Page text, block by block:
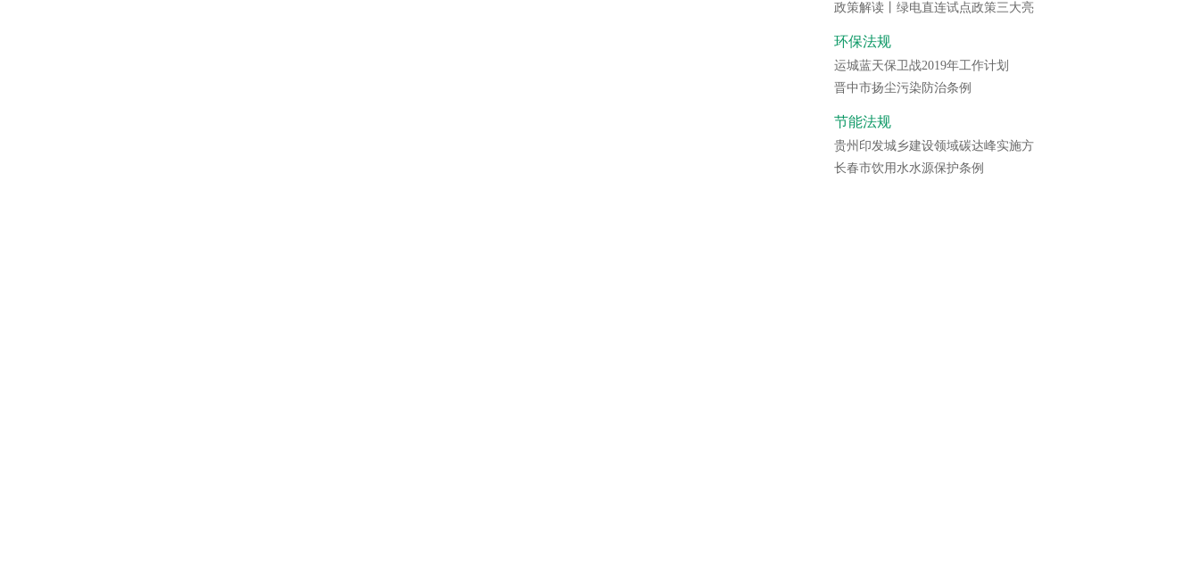
政策解读丨绿电直连试点政策三大亮
环保法规
运城蓝天保卫战2019年工作计划
晋中市扬尘污染防治条例
节能法规
贵州印发城乡建设领域碳达峰实施方
长春市饮用水水源保护条例